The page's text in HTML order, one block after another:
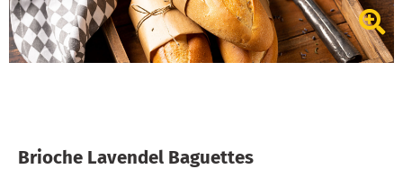
Brioche Lavendel Baguettes